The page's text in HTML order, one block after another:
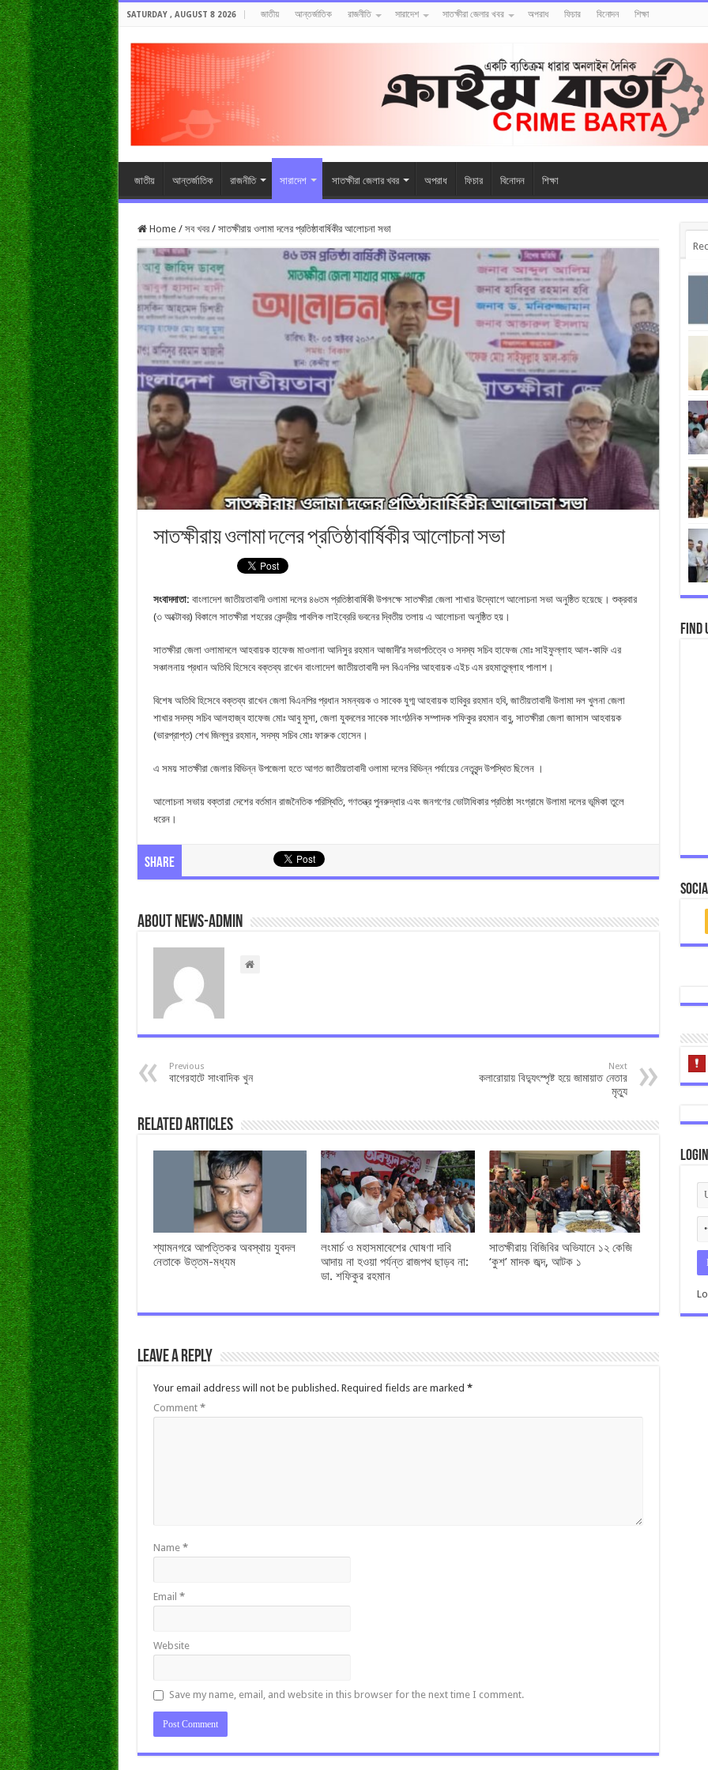
SATURDAY , AUGUST 8 2026 জাতীয় আন্তর্জাতিক রাজনীতি সারাদেশ সাতক্ষীরা জেলার খবর অপরাধ ফিচার বিনোদন শিক্ষা
জাতীয় আন্তর্জাতিক রাজনীতি সারাদেশ সাতক্ষীরা জেলার খবর অপরাধ ফিচার বিনোদন শিক্ষা
Home / সব খবর / সাতক্ষীরায় ওলামা দলের প্রতিষ্ঠাবার্ষিকীর আলোচনা সভা
সাতক্ষীরায় ওলামা দলের প্রতিষ্ঠাবার্ষিকীর আলোচনা সভা
সংবাদদাতা: বাংলাদেশ জাতীয়তাবাদী ওলামা দলের ৪৬তম প্রতিষ্ঠাবার্ষিকী উপলক্ষে সাতক্ষীরা জেলা শাখার উদ্যোগে আলোচনা সভা অনুষ্ঠিত হয়েছে। শুক্রবার
(৩ অক্টোবর) বিকালে সাতক্ষীরা শহরের কেন্দ্রীয় পাবলিক লাইব্রেরি ভবনের দ্বিতীয় তলায় এ আলোচনা অনুষ্ঠিত হয়।
সাতক্ষীরা জেলা ওলামাদলে আহবায়ক হাফেজ মাওলানা আনিসুর রহমান আজাদী’র সভাপতিত্বে ও সদস্য সচিব হাফেজ মোঃ সাইফুল্লাহ আল-কাফি এর
সঞ্চালনায় প্রধান অতিথি হিসেবে বক্তব্য রাখেন বাংলাদেশ জাতীয়তাবাদী দল বিএনপির আহবায়ক এইচ এম রহমাতুল্লাহ পালাশ।
বিশেষ অতিথি হিসেবে বক্তব্য রাখেন জেলা বিএনপির প্রধান সমন্বয়ক ও সাবেক যুগ্ম আহবায়ক হাবিবুর রহমান হবি, জাতীয়তাবাদী উলামা দল খুলনা জেলা
শাখার সদস্য সচিব আলহাজ্ব হাফেজ মোঃ আবু মুসা, জেলা যুবদলের সাবেক সাংগঠনিক সম্পাদক শফিকুর রহমান বাবু, সাতক্ষীরা জেলা জাসাস আহবায়ক
(ভারপ্রাপ্ত) শেখ জিল্লুর রহমান, সদস্য সচিব মোঃ ফারুক হোসেন।
এ সময় সাতক্ষীরা জেলার বিভিন্ন উপজেলা হতে আগত জাতীয়তাবাদী ওলামা দলের বিভিন্ন পর্যায়ের নেতৃবৃন্দ উপস্থিত ছিলেন ।
আলোচনা সভায় বক্তারা দেশের বর্তমান রাজনৈতিক পরিস্থিতি, গণতন্ত্র পুনরুদ্ধার এবং জনগণের ভোটাধিকার প্রতিষ্ঠা সংগ্রামে উলামা দলের ভূমিকা তুলে
ধরেন।
Share
About news-admin
Previous
বাগেরহাটে সাংবাদিক খুন
Next
কলারোয়ায় বিদ্যুৎস্পৃষ্ট হয়ে জামায়াত নেতার
মৃত্যু
Related Articles
শ্যামনগরে আপত্তিকর অবস্থায় যুবদল
নেতাকে উত্তম-মধ্যম
লংমার্চ ও মহাসমাবেশের ঘোষণা দাবি
আদায় না হওয়া পর্যন্ত রাজপথ ছাড়ব না:
ডা. শফিকুর রহমান
সাতক্ষীরায় বিজিবির অভিযানে ১২ কেজি
‘কুশ’ মাদক জব্দ, আটক ১
Leave a Reply
Your email address will not be published. Required fields are marked *
Comment *
Name *
Email *
Website
Save my name, email, and website in this browser for the next time I comment.
Find
Login